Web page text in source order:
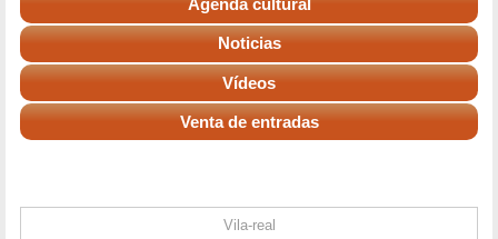
Noticias
Vídeos
Venta de entradas
Vila-real